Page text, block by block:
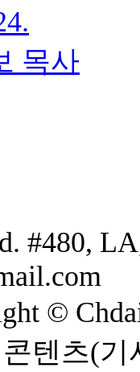
목사
#480,
©
텐츠(